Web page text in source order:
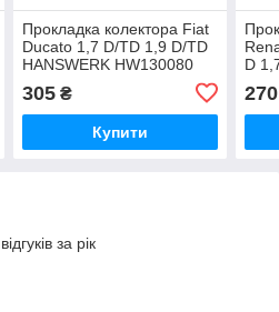
Прокладка колектора Fiat
Ducato 1,7 D/TD 1,9 D/TD
HANSWERK HW130080
305₴
Купити
D
270
за рік